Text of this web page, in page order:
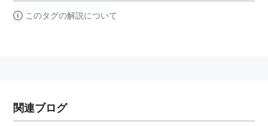
このタグの解説について
関連ブログ